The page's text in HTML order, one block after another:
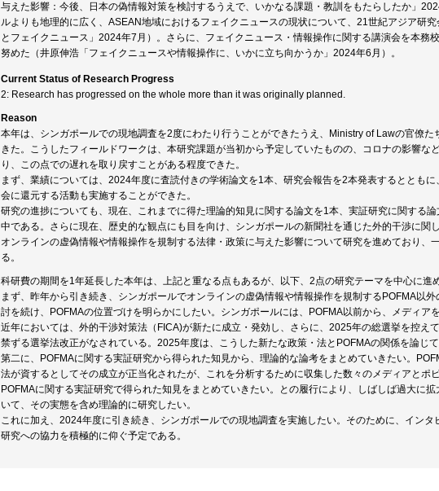
与えた影響：今後、日本の偽情報対策を検討するうえで、いかなる課題・教訓をもたらしたか」
ルよりも地理的に広く、ASEAN地域におけるフェイクニュースの現状について、21世紀アジア研
とフェイクニュース」2024年7月）。さらに、フェイクニュース・情報操作に関する講演会を本務
努めた（井原伸浩「フェイクニュースや情報操作に、いかに立ち向かうか」2024年6月）。
Current Status of Research Progress
2: Research has progressed on the whole more than it was originally planned.
Reason
本年は、シンガポールでの現地調査を2度にわたり行うことができたうえ、Ministry of Lawの官僚
きた。こうしたフィールドワークは、本研究課題が当初から予定していたものの、コロナの影響な
り、この点での遅れを取り戻すことがある程度できた。
まず、業績については、2024年度に査読付きの学術論文を1本、研究会報告を2本発表するととも
会に還元する活動も実施することができた。
研究の進捗についても、現在、これまでに得た理論的知見に関する論文を1本、実証研究に関する
中である。さらに現在、歴史的な観点にも目を向け、シンガポールの新聞社を通じた外的干渉に関
オンラインの虚偽情報や情報操作を規制する法律・政策に与えた影響について研究を進めており、
る。
科研費の期間を1年延長した本年は、上記と重なる点もあるが、以下、2点の研究テーマを中心に進
まず、昨年から引き続き、シンガポールでオンラインの虚偽情報や情報操作を規制するPOFMA以
討を続け、POFMAの位置づけを明らかにしたい。シンガポールには、POFMA以前から、メディア
近年においては、外的干渉対策法（FICA)が新たに成立・発効し、さらに、2025年の総選挙を控え
禁ずる選挙法改正がなされている。2025年度は、こうした新たな政策・法とPOFMAの関係を論じて
第二に、POFMAに関する実証研究から得られた知見から、理論的な論考をまとめていきたい。
法が資するとしてその成立が正当化されたが、これを分析するために収集した数々のメディアとポ
POFMAに関する実証研究で得られた知見をまとめていきたい。との履行により、しばしば過大に
いて、その実態を含め理論的に研究したい。
これに加え、2024年度に引き続き、シンガポールでの現地調査を実施したい。そのために、インタ
研究への協力を積極的に仰ぐ予定である。